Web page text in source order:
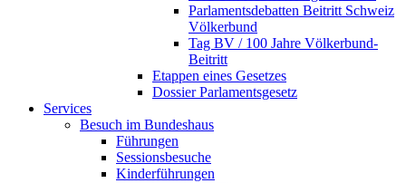
Parlamentsdebatten Beitritt Schweiz
Völkerbund
Tag BV / 100 Jahre Völkerbund-
Beitritt
Etappen eines Gesetzes
Dossier Parlamentsgesetz
Services
Besuch im Bundeshaus
Führungen
Sessionsbesuche
Kinderführungen